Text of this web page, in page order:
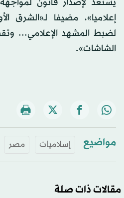
يستعد لإصدار قانون
إعلاميا»، مضيفا لـ«الشرق
لضبط المشهد الإعلامي...
الشاشات».
مواضيع إسلاميات مصر
مقالات ذات صلة